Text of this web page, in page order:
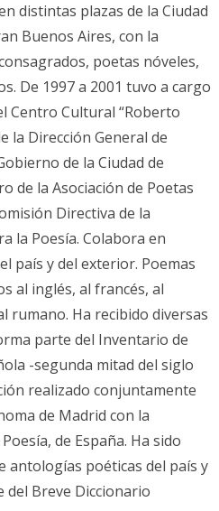
distintas plazas de la Ciudad
Buenos Aires, con la
poetas nóveles,
De 1997 a 2001 tuvo a cargo
Centro Cultural “Roberto
la Dirección General de
de la Ciudad de
de la Asociación de Poetas
Directiva de la
la Poesía. Colabora en
país y del exterior. Poemas
al inglés, al francés, al
rumano. Ha recibido diversas
parte del Inventario de
-segunda mitad del siglo
realizado conjuntamente
de Madrid con la
de España. Ha sido
antologías poéticas del país y
del Breve Diccionario